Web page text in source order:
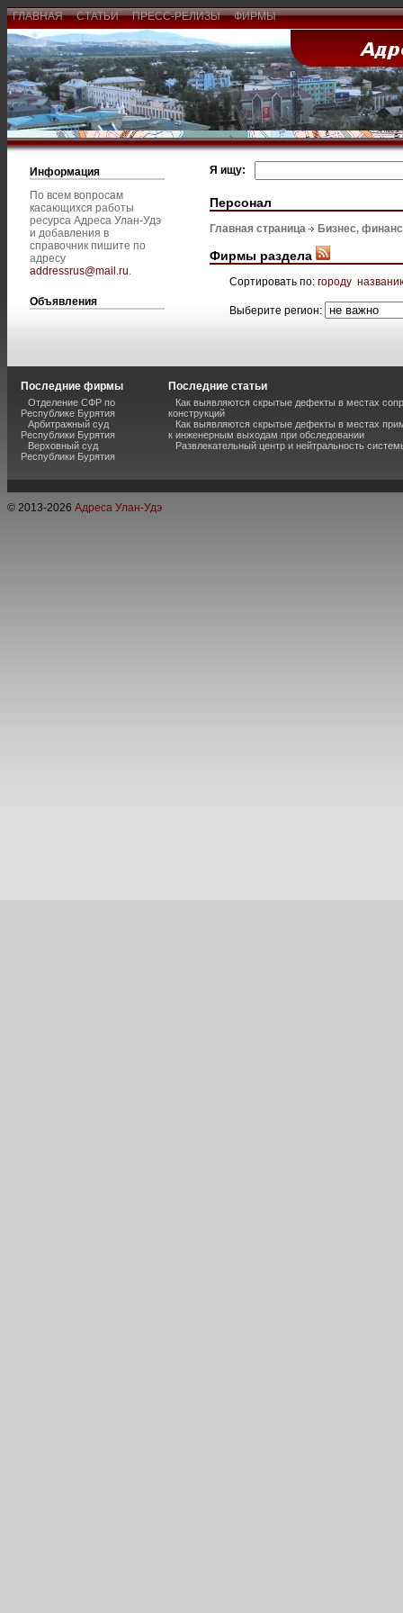
ГЛАВНАЯ СТАТЬИ ПРЕСС-РЕЛИЗЫ ФИРМЫ
Информация
По всем вопросам
касающихся работы
ресурса Адреса Улан-Удэ
и добавления в
справочник пишите по
адресу
addressrus@mail.ru.
Объявления
Я ищу:
Персонал
Главная страница Бизнес,
Фирмы раздела
Сортировать по: городу
Выберите регион:
Последние фирмы
Отделение СФР по
Республике Бурятия
Арбитражный суд
Республики Бурятия
Верховный суд
Республики Бурятия
Последние статьи
Как выявляются скрытые дефекты в местах
конструкций
Как выявляются скрытые дефекты в местах
к инженерным выходам при обследовании
Развлекательный центр и нейтральность
© 2013-2026 Адреса Улан-Удэ